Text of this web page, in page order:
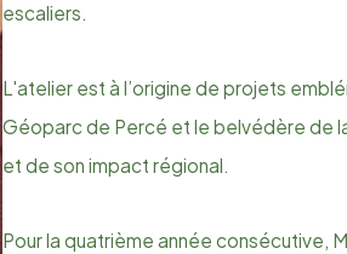
escaliers.
L'atelier est à l’origine de projets
Géoparc de Percé et le belvédère de
et de son impact régional.
Pour la quatrième année consécutive,